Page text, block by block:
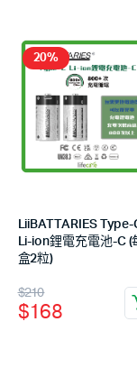
20%
LiiBATTARIES Type-
Li-ion鋰電充電池-C (
盒2粒)
$210
$168